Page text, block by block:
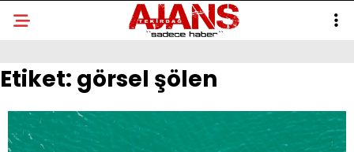
Etiket: görsel şölen